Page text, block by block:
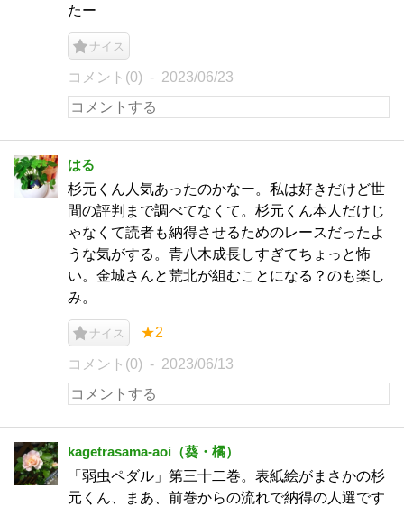
たー
ナイス
コメント(0) 2023/06/23
はる
杉元くん人気あったのかなー。私は好きだけど世
間の評判まで調べてなくて。杉元くん本人だけじ
ゃなくて読者も納得させるためのレースだったよ
うな気がする。青八木成長しすぎてちょっと怖
い。金城さんと荒北が組むことになる？のも楽し
み。
ナイス ★2
コメント(0) 2023/06/13
kagetrasama-aoi（葵・橘）
「弱虫ペダル」第三十二巻。表紙絵がまさかの杉
元くん、まあ、前巻からの流れで納得の人選です